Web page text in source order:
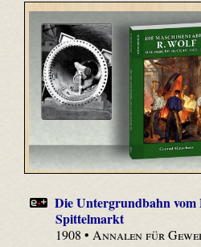
Die Untergrundbahn vom
Spittelmarkt
1908 •Annalen für